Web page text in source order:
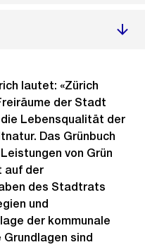
lautet: «Zürich
der Stadt
Lebensqualität der
Das Grünbuch
von Grün
auf der
des Stadtrats
und
der kommunale
sind